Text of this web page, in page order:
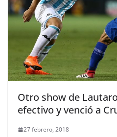
Otro show de
efectivo y venció a
27 febrero, 2018